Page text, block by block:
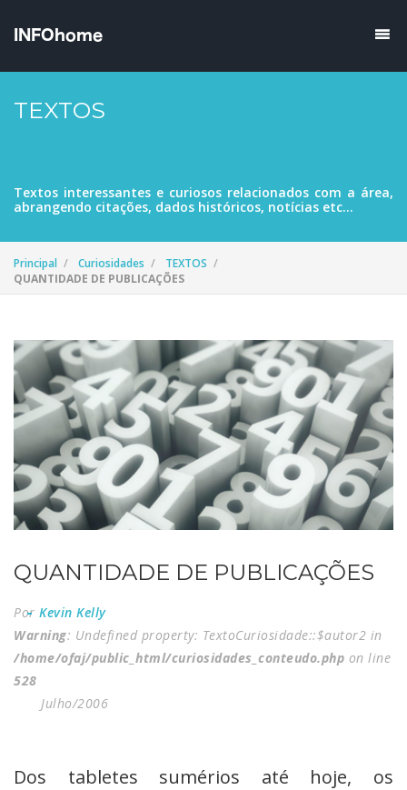
TEXTOS
Textos interessantes e curiosos relacionados com a área,
abrangendo citações, dados históricos, notícias etc...
Principal Curiosidades
TEXTOS
QUANTIDADE DE PUBLICAÇÕES
QUANTIDADE DE PUBLICAÇÕES
Por Kevin Kelly
Warning: Undefined property: TextoCuriosidade::$autor2 in
/home/ofaj/public_html/curiosidades_conteudo.php on line
528
Julho/2006
Dos tabletes sumérios até hoje, os